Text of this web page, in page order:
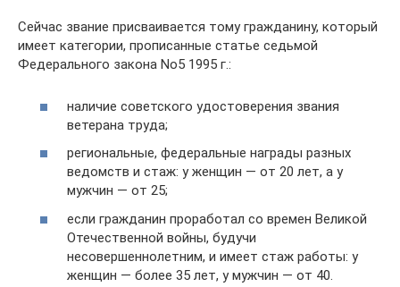
Сейчас звание присваивается тому гражданину, который
имеет категории, прописанные статье седьмой
Федерального закона No5 1995 г.:
наличие советского удостоверения звания
ветерана труда;
региональные, федеральные награды разных
ведомств и стаж: у женщин — от 20 лет, а у
мужчин — от 25;
если гражданин проработал со времен Великой
Отечественной войны, будучи
несовершеннолетним, и имеет стаж работы: у
женщин — более 35 лет, у мужчин — от 40.